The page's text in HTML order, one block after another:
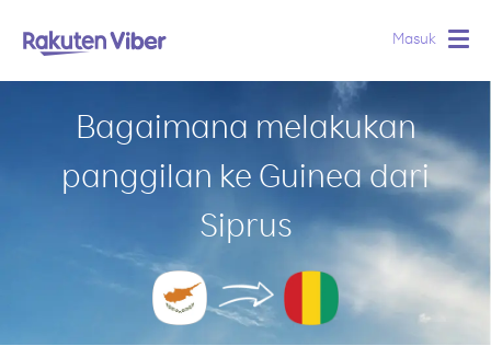
Masuk
Bagaimana melakukan
panggilan ke Guinea dari
Siprus